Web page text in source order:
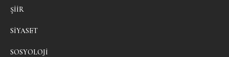
ŞIIR
SIYASET
SOSYOLOJI